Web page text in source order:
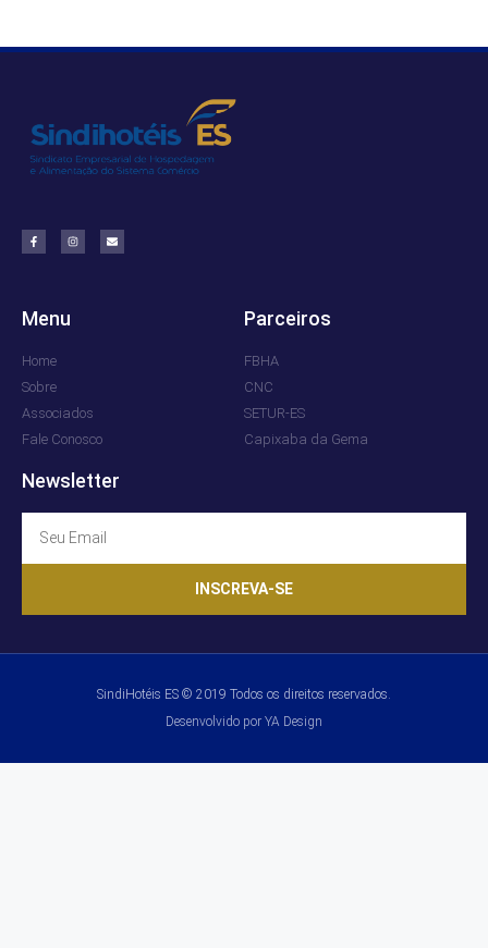
Menu
Home
Sobre
Associados
Fale Conosco
Parceiros
FBHA
CNC
SETUR-ES
Capixaba da Gema
Newsletter
INSCREVA-SE
SindiHotéis ES © 2019 Todos os direitos reservados.
Desenvolvido por YA Design